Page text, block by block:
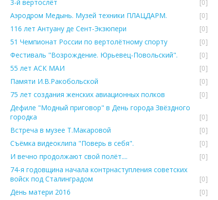
3-й вертослёт
[0]
Аэродром Медынь. Музей техники ПЛАЦДАРМ.
[0]
116 лет Антуану де Сент-Экзюпери
[0]
51 Чемпионат России по вертолётному спорту
[0]
Фестиваль "Возрождение. Юрьевец-Повольский".
[0]
55 лет АСК МАИ
[0]
Памяти И.В.Ракобольской
[0]
75 лет создания женских авиационных полков
[0]
Дефиле "Модный приговор" в День города Звёздного
городка
[0]
Встреча в музее Т.Макаровой
[0]
Съёмка видеоклипа "Поверь в себя".
[0]
И вечно продолжают свой полёт....
[0]
74-я годовщина начала контрнаступления советских
войск под Сталинградом
[0]
День матери 2016
[0]